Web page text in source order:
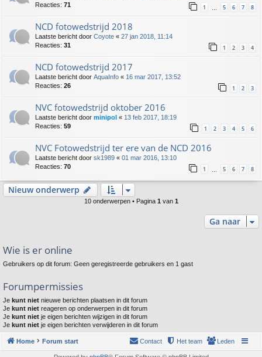
Reacties: 71 1 5 6 7 8
NCD fotowedstrijd 2018
Laatste bericht door Coyote « 27 jan 2018, 11:14
Reacties: 31 1 2 3 4
NCD fotowedstrijd 2017
Laatste bericht door AquaInfo « 16 mar 2017, 13:52
Reacties: 26 1 2 3
NVC fotowedstrijd oktober 2016
Laatste bericht door minipol « 13 feb 2017, 18:19
Reacties: 59 1 2 3 4 5 6
NVC Fotowedstrijd ter ere van de NCD 2016
Laatste bericht door sk1989 « 01 mar 2016, 13:10
Reacties: 70 1 … 5 6 7 8
Nieuw onderwerp
10 onderwerpen • Pagina 1 van 1
Ga naar
Wie is er online
Gebruikers op dit forum: Geen geregistreerde gebruikers en 1 gast
Forumpermissies
Je kunt niet nieuwe berichten plaatsen in dit forum
Je kunt niet reageren op onderwerpen in dit forum
Je kunt niet je eigen berichten wijzigen in dit forum
Je kunt niet je eigen berichten verwijderen in dit forum
Home Forum start Leden
Het team
Contact